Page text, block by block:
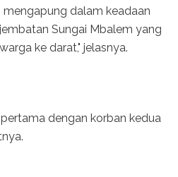
dalam keadaan
Sungai Mbalem yang
ke darat," jelasnya.
dengan korban kedua